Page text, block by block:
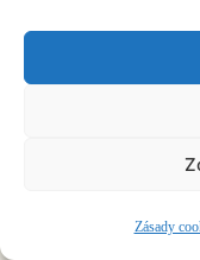
Zásady
založeno
©2026